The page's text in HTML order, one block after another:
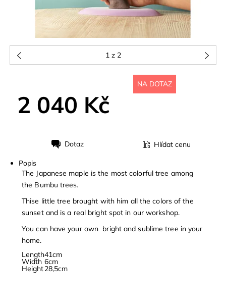
1z 2
NA DOTAZ
2 040 Kč
Dotaz Hlídat cenu
Popis
The Japanese maple is the most colorful tree among
the Bumbu trees.
Thise little tree brought with him all the colors of the
sunset and is a real bright spot in our workshop.
You can have your own bright and sublime tree in your
home.
Length41cm
Width 6cm
Height28,5cm